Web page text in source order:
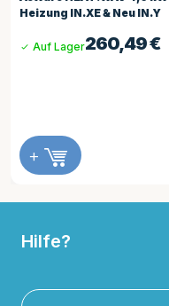
Heizung IN.XE & Neu IN.Y
260,49€
Auf Lager
+
Hilfe?